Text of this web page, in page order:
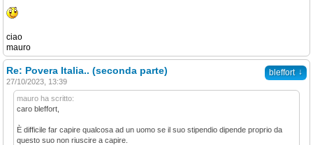
ciao
mauro
bleffort ↓
Re: Povera Italia.. (seconda parte)
27/10/2023, 13:39
mauro ha scritto:
caro bleffort,
È difficile far capire qualcosa ad un uomo se il suo stipendio dipende proprio da
questo suo non riuscire a capire.